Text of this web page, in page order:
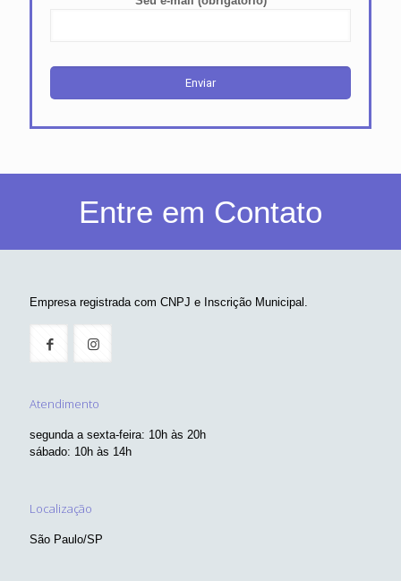
NOVIDADES
Entre em Contato
Empresa registrada com CNPJ e Inscrição Municipal.